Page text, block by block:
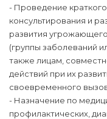
- Проведение
консультирования и
развития
(группы заболеваний
также лицам,
действий при их
своевременного
- Назначение по
профилактических,